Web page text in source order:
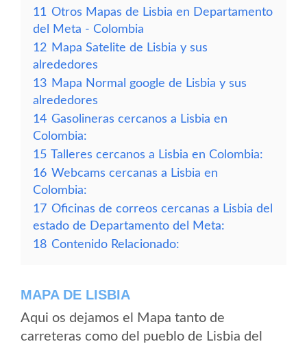
11 Otros Mapas de Lisbia en Departamento
del Meta - Colombia
12 Mapa Satelite de Lisbia y sus
alrededores
13 Mapa Normal google de Lisbia y sus
alrededores
14 Gasolineras cercanos a Lisbia en
Colombia:
15 Talleres cercanos a Lisbia en Colombia:
16 Webcams cercanas a Lisbia en
Colombia:
17 Oficinas de correos cercanas a Lisbia del
estado de Departamento del Meta:
18 Contenido Relacionado:
MAPA DE LISBIA
Aqui os dejamos el Mapa tanto de
carreteras como del pueblo de Lisbia del